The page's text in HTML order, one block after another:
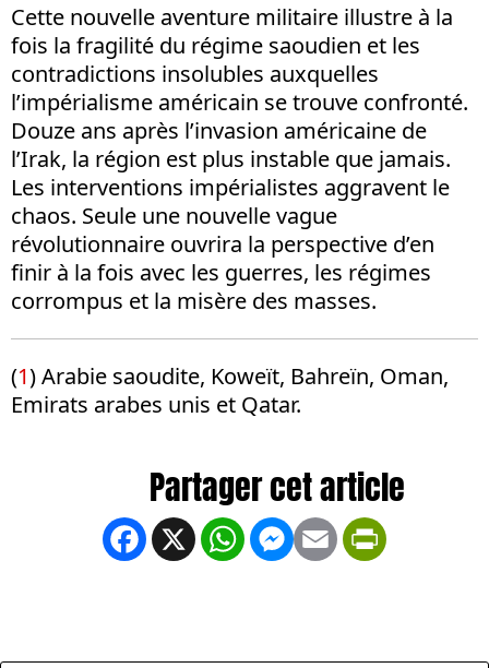
Cette nouvelle aventure militaire illustre à la
fois la fragilité du régime saoudien et les
contradictions insolubles auxquelles
l’impérialisme américain se trouve confronté.
Douze ans après l’invasion américaine de
l’Irak, la région est plus instable que jamais.
Les interventions impérialistes aggravent le
chaos. Seule une nouvelle vague
révolutionnaire ouvrira la perspective d’en
finir à la fois avec les guerres, les régimes
corrompus et la misère des masses.
(1) Arabie saoudite, Koweït, Bahreïn, Oman,
Emirats arabes unis et Qatar.
Facebook
X WhatsApp
Messenger
Email